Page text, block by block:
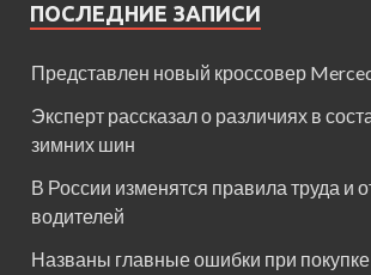
ПОСЛЕДНИЕ ЗАПИСИ
Представлен новый кроссовер
Эксперт рассказал о различиях в
зимних шин
В России изменятся правила труда и
водителей
Названы главные ошибки при